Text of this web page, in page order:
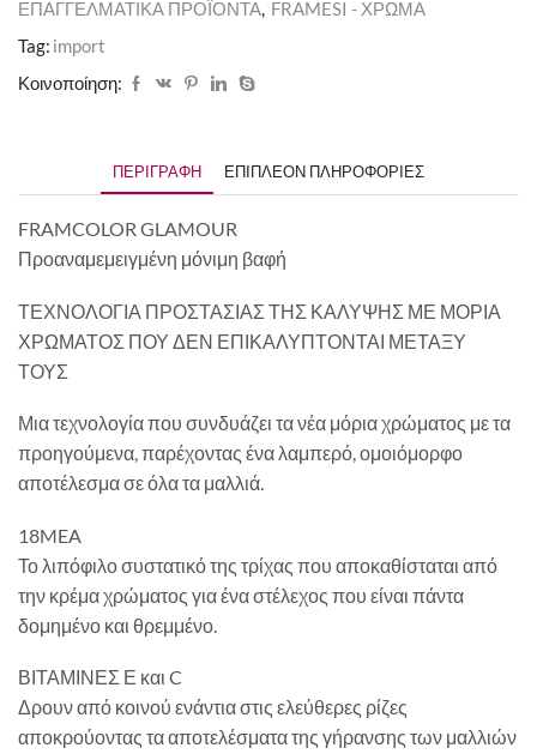
ΕΠΑΓΓΕΛΜΑΤΙΚΑ ΠΡΟΪΟΝΤΑ, FRAMESI - ΧΡΩΜΑ
Tag: import
Κοινοποίηση:
ΠΕΡΙΓΡΑΦΉ ΕΠΙΠΛΈΟΝ ΠΛΗΡΟΦΟΡΊΕΣ
FRAMCOLOR GLAMOUR
Προαναμεμειγμένη μόνιμη βαφή
ΤΕΧΝΟΛΟΓΙΑ ΠΡΟΣΤΑΣΙΑΣ ΤΗΣ ΚΑΛΥΨΗΣ ΜΕ ΜΟΡΙΑ
ΧΡΩΜΑΤΟΣ ΠΟΥ ΔΕΝ ΕΠΙΚΑΛΥΠΤΟΝΤΑΙ ΜΕΤΑΞΥ
ΤΟΥΣ
Μια τεχνολογία που συνδυάζει τα νέα μόρια χρώματος με τα
προηγούμενα, παρέχοντας ένα λαμπερό, ομοιόμορφο
αποτέλεσμα σε όλα τα μαλλιά.
18MEA
Το λιπόφιλο συστατικό της τρίχας που αποκαθίσταται από
την κρέμα χρώματος για ένα στέλεχος που είναι πάντα
δομημένο και θρεμμένο.
ΒΙΤΑΜΙΝΕΣ Ε και C
Δρουν από κοινού ενάντια στις ελεύθερες ρίζες
αποκρούοντας τα αποτελέσματα της γήρανσης των μαλλιών